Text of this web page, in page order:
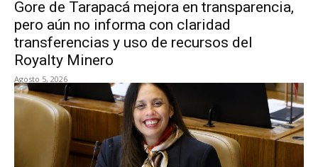
Gore de Tarapacá mejora en transparencia,
pero aún no informa con claridad
transferencias y uso de recursos del
Royalty Minero
Agosto 5, 2026